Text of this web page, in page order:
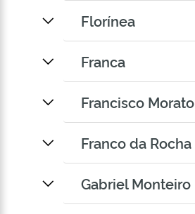
Florínea
Franca
Francisco Morato
Franco da Rocha
Gabriel Monteiro